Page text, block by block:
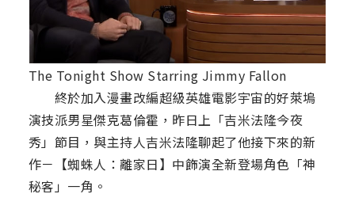
The Tonight Show Starring Jimmy Fallon
終於加入漫畫改編超級英雄電影宇宙的好萊塢
演技派男星傑克葛倫霍，昨日上「吉米法隆今夜
秀」節目，與主持人吉米法隆聊起了他接下來的新
作－【蜘蛛人：離家日】中飾演全新登場角色「神
秘客」一角。